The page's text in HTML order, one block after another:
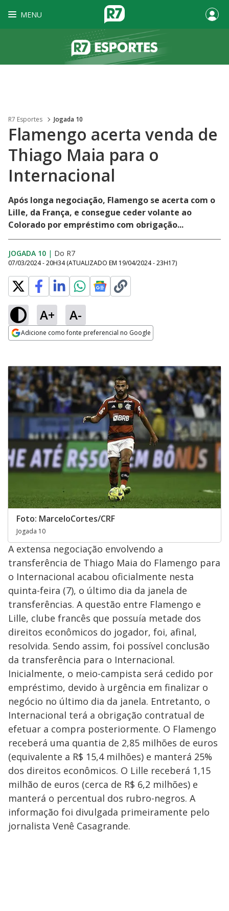
MENU
R7 Esportes Jogada 10
Flamengo acerta venda de
Thiago Maia para o
Internacional
Após longa negociação, Flamengo se acerta com o
Lille, da França, e consegue ceder volante ao
Colorado por empréstimo com obrigação...
JOGADA 10 | Do R7
07/03/2024 - 20H34 (ATUALIZADO EM 19/04/2024 - 23H17)
A+ A-
Adicione como fonte preferencial no Google
Foto: MarceloCortes/CRF
Jogada 10
A extensa negociação envolvendo a
transferência de Thiago Maia do Flamengo para
o Internacional acabou oficialmente nesta
quinta-feira (7), o último dia da janela de
transferências. A questão entre Flamengo e
Lille, clube francês que possuía metade dos
direitos econômicos do jogador, foi, afinal,
resolvida. Sendo assim, foi possível conclusão
da transferência para o Internacional.
Inicialmente, o meio-campista será cedido por
empréstimo, devido à urgência em finalizar o
negócio no último dia da janela. Entretanto, o
Internacional terá a obrigação contratual de
efetuar a compra posteriormente. O Flamengo
receberá uma quantia de 2,85 milhões de euros
(equivalente a R$ 15,4 milhões) e manterá 25%
dos direitos econômicos. O Lille receberá 1,15
milhão de euros (cerca de R$ 6,2 milhões) e
manterá o percentual dos rubro-negros. A
informação foi divulgada primeiramente pelo
jornalista Venê Casagrande.